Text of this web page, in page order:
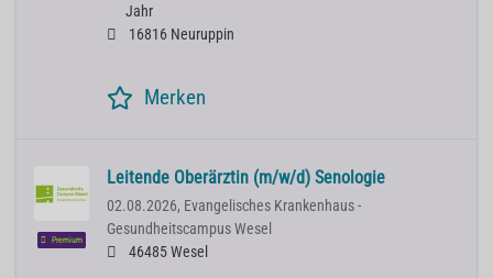
Jahr
16816 Neuruppin
Merken
Premium
Leitende Oberärztin (m/w/d) Senologie
02.08.2026, Evangelisches Krankenhaus -
Gesundheitscampus Wesel
46485 Wesel